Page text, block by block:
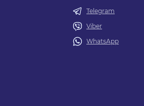
Telegram
Viber
WhatsApp